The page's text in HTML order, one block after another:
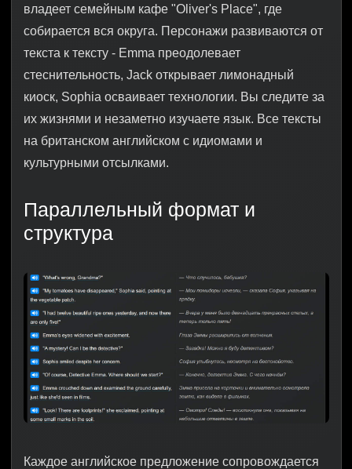
владеет семейным кафе "Oliver's Place", где
собирается вся округа. Персонажи развиваются от
текста к тексту - Emma преодолевает
стеснительность, Jack открывает лимонадный
киоск, Sophia осваивает технологии. Вы следите за
их жизнями и незаметно изучаете язык. Все тексты
на британском английском с идиомами и
культурными отсылками.
Параллельный формат и
структура
Каждое английское предложение сопровождается